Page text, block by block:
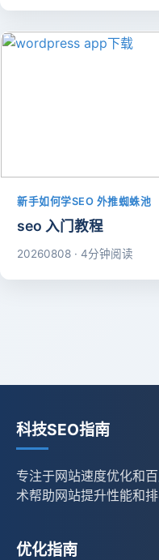
新手如何学SEO 外推蜘蛛池
seo 入门教程
20260808 · 4分钟阅读
科技SEO指南
专注于网站速度优化和
术帮助网站提升性能和排
优化指南